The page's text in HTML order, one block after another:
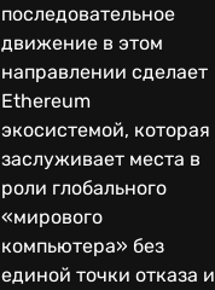
последовательное
движение в этом
направлении сделает
Ethereum
экосистемой, которая
заслуживает места в
роли глобального
«мирового
компьютера» без
единой точки отказа и